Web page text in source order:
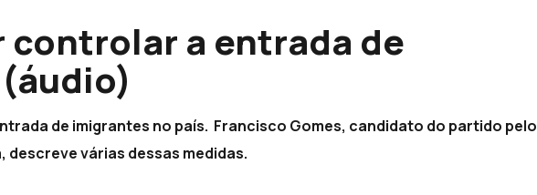
controlar a entrada de
de imigrantes no país. Francisco Gomes, candidato do partido pelo
várias dessas medidas.